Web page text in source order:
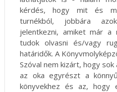
kérdés, hogy mit és
turnékból, jobbára
jelentkezni, amiket már a
tudok olvasni és/vagy
határidők. A
Szóval nem kizárt, hogy
az oka egyrészt a
könyvekhez és az, hogy